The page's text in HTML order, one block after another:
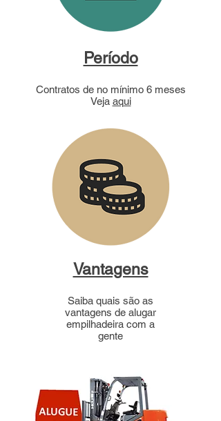
Período
Contratos de no mínimo 6 meses
Veja aqui
Vantagens
Saiba quais são as
vantagens de alugar
empilhadeira com a
gente